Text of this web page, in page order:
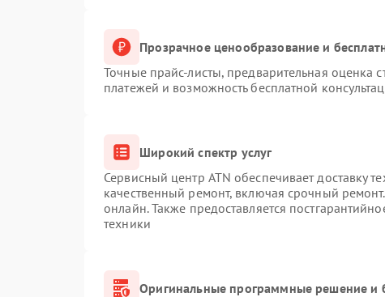
Прозрачное ценообразование и
Точные прайс-листы, предварительная оценка
платежей и возможность бесплатной
Широкий спектр услуг
Сервисный центр ATN обеспечивает доставку
качественный ремонт, включая срочный
онлайн. Также предоставляется
техники
Оригинальные программные решение и